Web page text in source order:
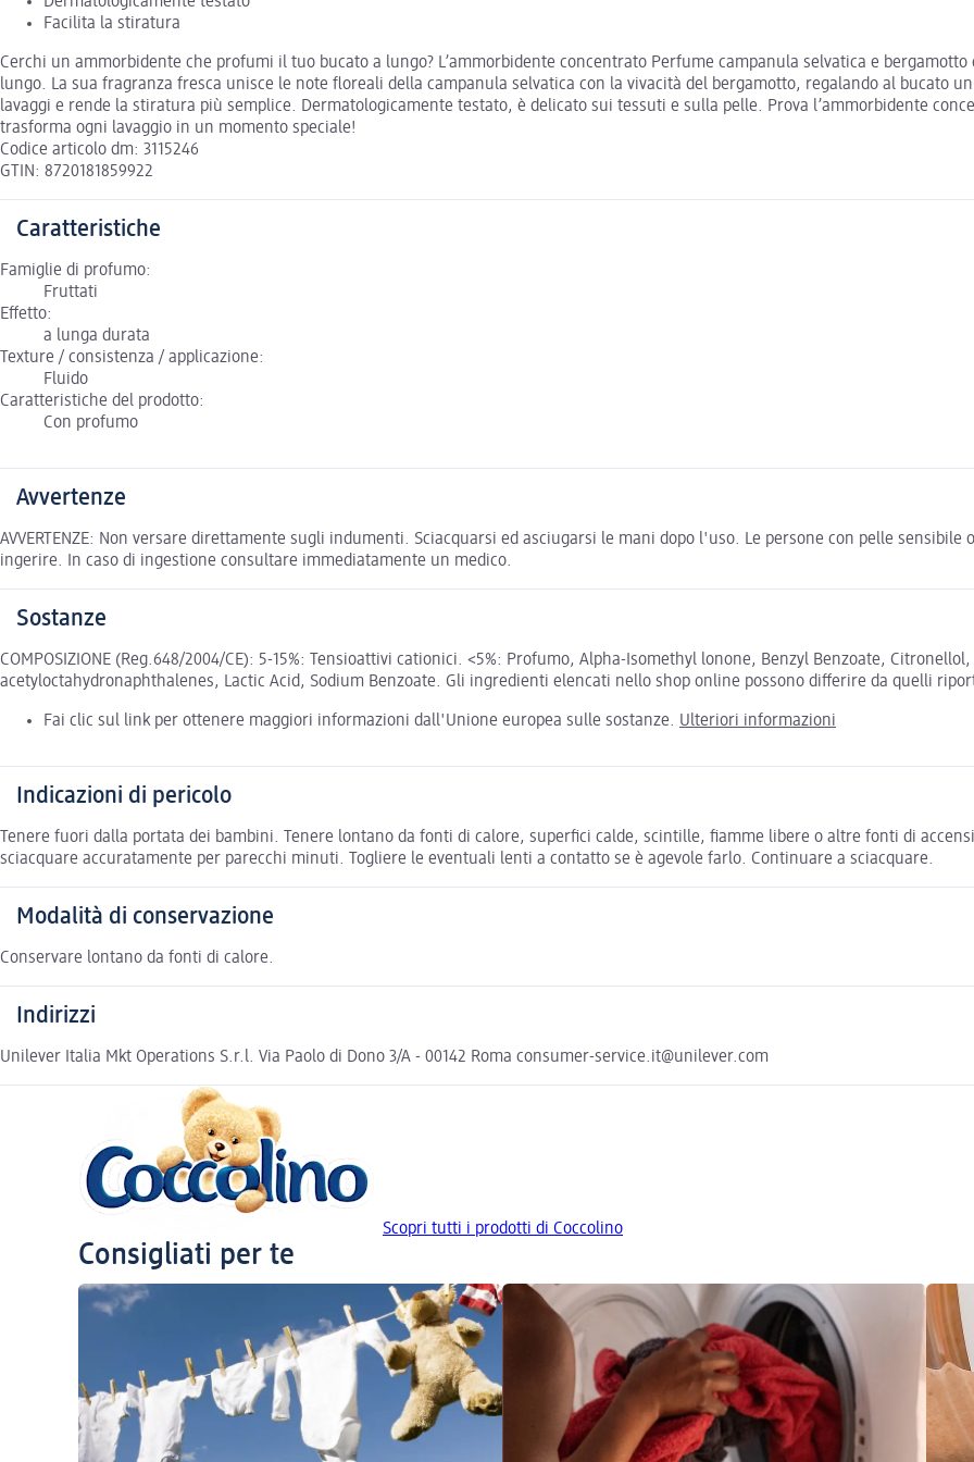
Facilita la stiratura
Cerchi un ammorbidente che profumi il tuo bucato a lungo? L’ammorbidente concentrato Perfume campanula selvatica e
lungo. La sua fragranza fresca unisce le note floreali della campanula selvatica con la vivacità del bergamotto, regalando al bucato
lavaggi e rende la stiratura più semplice. Dermatologicamente testato, è delicato sui tessuti e sulla pelle. Prova l’ammorbidente
trasforma ogni lavaggio in un momento speciale!
Codice articolo dm: 3115246
GTIN: 8720181859922
Caratteristiche
Famiglie di profumo:
Fruttati
Effetto:
a lunga durata
Texture / consistenza / applicazione:
Fluido
Caratteristiche del prodotto:
Con profumo
Avvertenze
AVVERTENZE: Non versare direttamente sugli indumenti. Sciacquarsi ed asciugarsi le mani dopo l'uso. Le persone con pelle
ingerire. In caso di ingestione consultare immediatamente un medico.
Sostanze
COMPOSIZIONE (Reg.648/2004/CE): 5-15%: Tensioattivi cationici. <5%: Profumo, Alpha-Isomethyl lonone, Benzyl Benzoate,
acetyloctahydronaphthalenes, Lactic Acid, Sodium Benzoate. Gli ingredienti elencati nello shop online possono differire da quelli
Fai clic sul link per ottenere maggiori informazioni dall'Unione europea sulle sostanze. Ulteriori informazioni
Indicazioni di pericolo
Tenere fuori dalla portata dei bambini. Tenere lontano da fonti di calore, superfici calde, scintille, fiamme libere o altre fonti di
sciacquare accuratamente per parecchi minuti. Togliere le eventuali lenti a contatto se è agevole farlo. Continuare a sciacquare.
Modalità di conservazione
Conservare lontano da fonti di calore.
Indirizzi
Unilever Italia Mkt Operations S.r.l. Via Paolo di Dono 3/A - 00142 Roma consumer-service.it@unilever.com
Scopri tutti i prodotti di Coccolino
Consigliati per te